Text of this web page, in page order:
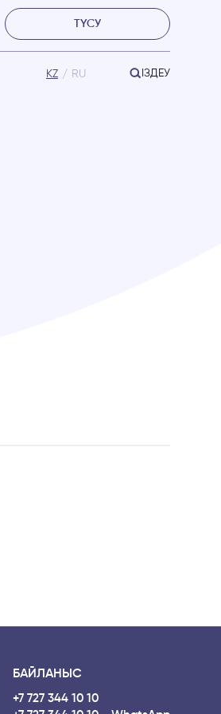
ТҮСУ
KZ RU ІЗДЕУ
БАЙЛАНЫС
+7 727 344 10 10